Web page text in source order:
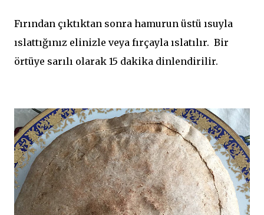
Fırından çıktıktan sonra hamurun üstü ısuyla
ıslattığınız elinizle veya fırçayla ıslatılır. Bir
örtüye sarılı olarak 15 dakika dinlendirilir.